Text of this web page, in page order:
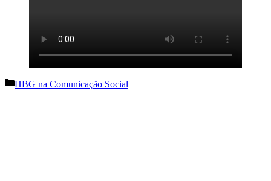
Categorias
HBG na Comunicação Social